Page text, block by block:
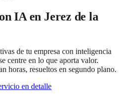
IAen Jerez de la
de tu empresa con inteligencia
centre en lo que aporta valor.
horas, resueltos en segundo plano.
en detalle